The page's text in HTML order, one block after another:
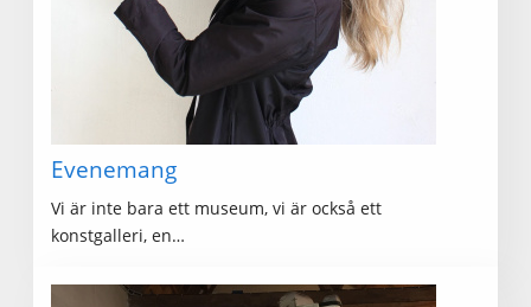
Evenemang
Vi är inte bara ett museum, vi är också ett
konstgalleri, en…